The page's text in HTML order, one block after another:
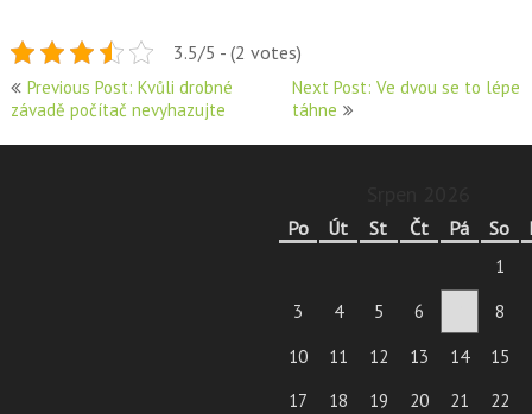
3.5/5 - (2 votes)
Navigace
pro
Previous Post: Kvůli drobné
závadě počítač nevyhazujte
Next Post: Ve dvou se to lépe
táhne
Po Út St Čt Pá So
1
3
4 5 6
8
10
11 12 13 14 15
17
18 19 20 21 22